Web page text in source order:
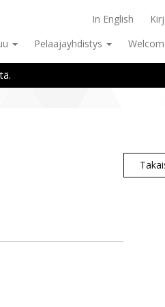
In English
Pelaajayhdistys